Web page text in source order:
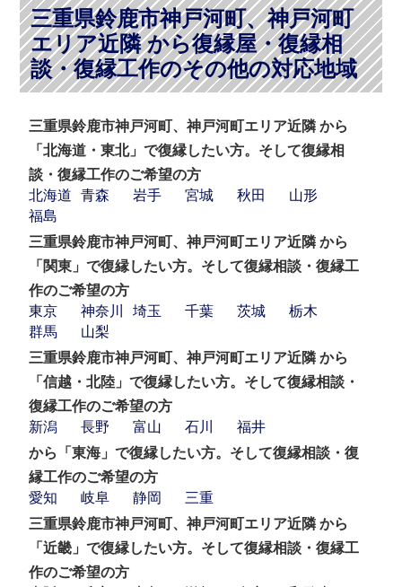
三重県鈴鹿市神戸河町、神戸河町
エリア近隣 から復縁屋・復縁相
談・復縁工作のその他の対応地域
三重県鈴鹿市神戸河町、神戸河町エリア近隣 から
「北海道・東北」で復縁したい方。そして復縁相
談・復縁工作のご希望の方
北海道
青森 岩手 宮城 秋田
山形
福島
三重県鈴鹿市神戸河町、神戸河町エリア近隣 から
「関東」で復縁したい方。そして復縁相談・復縁工
作のご希望の方
東京
神奈川 埼玉 千葉 茨城
栃木
群馬
山梨
三重県鈴鹿市神戸河町、神戸河町エリア近隣 から
「信越・北陸」で復縁したい方。そして復縁相談・
復縁工作のご希望の方
新潟
長野 富山 石川
福井
から「東海」で復縁したい方。そして復縁相談・復
縁工作のご希望の方
愛知
岐阜 静岡
三重
三重県鈴鹿市神戸河町、神戸河町エリア近隣 から
「近畿」で復縁したい方。そして復縁相談・復縁工
作のご希望の方